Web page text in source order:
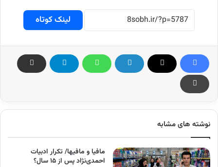
لینک کوتاه
نوشته های مشابه
مافیا و مافیها/ تکرار ادبیات
احمدی‌نژاد پس از ۱۵ سال؟